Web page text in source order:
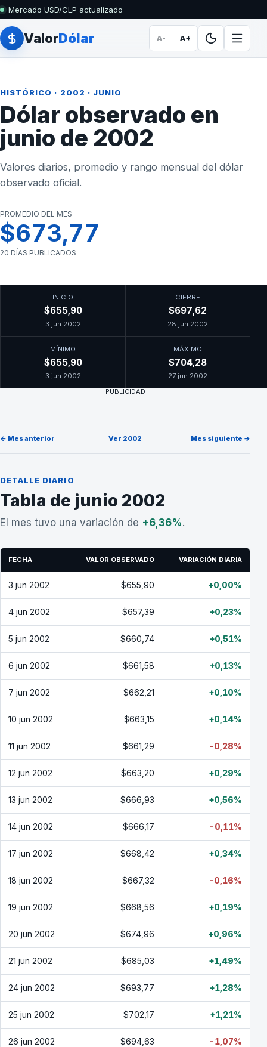
Mercado USD/CLP actualizado
ValorDólar A- A+
HISTÓRICO · 2002 · JUNIO
Dólar observado en
junio de 2002
Valores diarios, promedio y rango mensual del dólar
observado oficial.
PROMEDIO DEL MES
$673,77
20 DÍAS PUBLICADOS
INICIO
$655,90
3 jun 2002
CIERRE
$697,62
28 jun 2002
MÍNIMO
$655,90
3 jun 2002
MÁXIMO
$704,28
27 jun 2002
PUBLICIDAD
← Mes anterior Ver 2002 Mes siguiente →
DETALLE DIARIO
Tabla de junio 2002
El mes tuvo una variación de +6,36%.
FECHA VALOR OBSERVADO VARIACIÓN DIARIA
3 jun 2002 $655,90 +0,00%
4 jun 2002 $657,39 +0,23%
5 jun 2002 $660,74 +0,51%
6 jun 2002 $661,58 +0,13%
7 jun 2002 $662,21 +0,10%
10 jun 2002 $663,15 +0,14%
11 jun 2002 $661,29 -0,28%
12 jun 2002 $663,20 +0,29%
13 jun 2002 $666,93 +0,56%
14 jun 2002 $666,17 -0,11%
17 jun 2002 $668,42 +0,34%
18 jun 2002 $667,32 -0,16%
19 jun 2002 $668,56 +0,19%
20 jun 2002 $674,96 +0,96%
21 jun 2002 $685,03 +1,49%
24 jun 2002 $693,77 +1,28%
25 jun 2002 $702,17 +1,21%
26 jun 2002 $694,63 -1,07%